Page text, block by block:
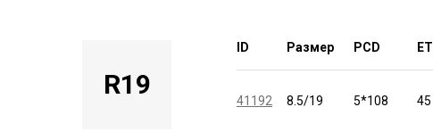
R19
ID Размер PCD ET
41192 8.5/19 5*108 45